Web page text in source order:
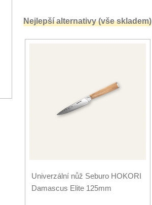
Nejlepší alternativy (vše skladem)
Univerzální nůž Seburo HOKORI
Damascus Elite 125mm